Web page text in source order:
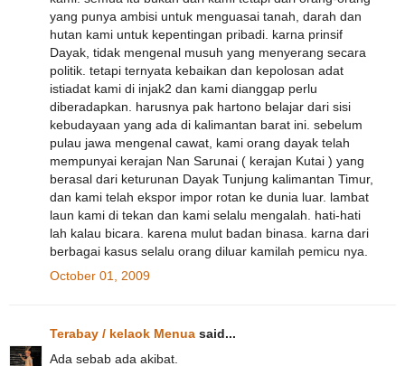
yang punya ambisi untuk menguasai tanah, darah dan
hutan kami untuk kepentingan pribadi. karna prinsif
Dayak, tidak mengenal musuh yang menyerang secara
politik. tetapi ternyata kebaikan dan kepolosan adat
istiadat kami di injak2 dan kami dianggap perlu
diberadapkan. harusnya pak hartono belajar dari sisi
kebudayaan yang ada di kalimantan barat ini. sebelum
pulau jawa mengenal cawat, kami orang dayak telah
mempunyai kerajan Nan Sarunai ( kerajan Kutai ) yang
berasal dari keturunan Dayak Tunjung kalimantan Timur,
dan kami telah ekspor impor rotan ke dunia luar. lambat
laun kami di tekan dan kami selalu mengalah. hati-hati
lah kalau bicara. karena mulut badan binasa. karna dari
berbagai kasus selalu orang diluar kamilah pemicu nya.
October 01, 2009
Terabay / kelaok Menua said...
Ada sebab ada akibat.